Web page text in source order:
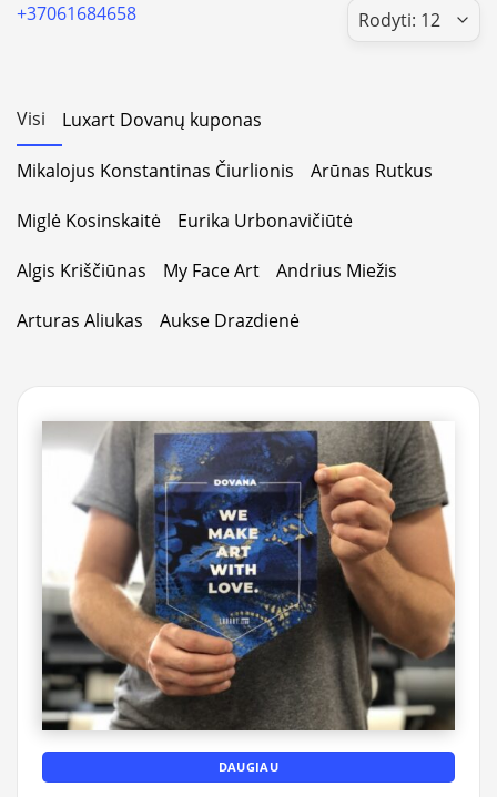
+37061684658
Visi Luxart Dovanų kuponas
Mikalojus Konstantinas Čiurlionis Arūnas Rutkus
Miglė Kosinskaitė Eurika Urbonavičiūtė
Algis Kriščiūnas My Face Art Andrius Miežis
Arturas Aliukas Aukse Drazdienė
DAUGIAU